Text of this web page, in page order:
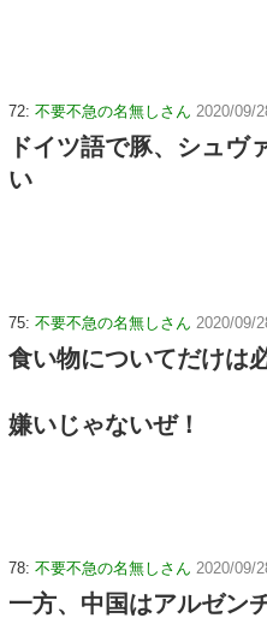
72: 不要不急の名無しさん 2020/09/
ドイツ語で豚、シュヴ
い
75: 不要不急の名無しさん 2020/09/
食い物についてだけは
嫌いじゃないぜ！
78: 不要不急の名無しさん 2020/09/
一方、中国はアルゼン